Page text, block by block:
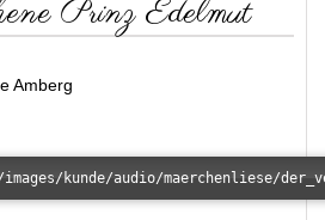
Prinz Edelmut
Amberg